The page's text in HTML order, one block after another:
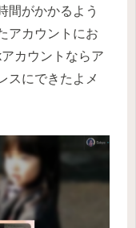
間がかかるよう
アカウントにお
カウントならア
スにできたよメ